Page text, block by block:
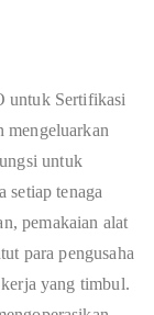
untuk Sertifikasi
mengeluarkan
untuk
setiap tenaga
pemakaian alat
para pengusaha
yang timbul.